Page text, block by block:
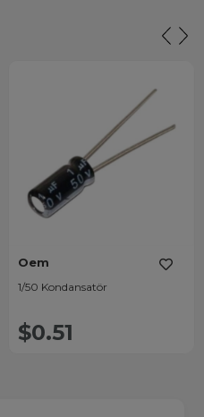
Oem
1/50 Kondansatör
$0.51